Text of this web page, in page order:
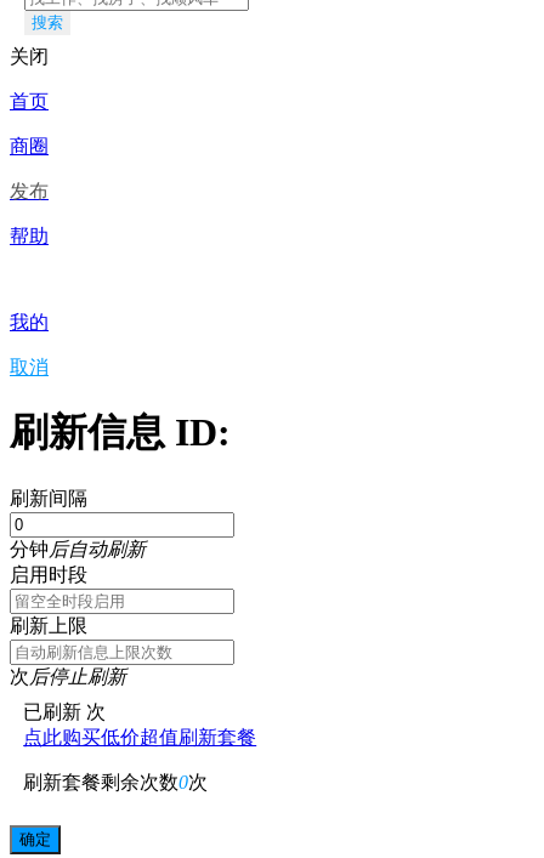
搜索
关闭
首页
商圈
发布
帮助
我的
取消
刷新信息 ID:
刷新间隔
分钟后自动刷新
启用时段
刷新上限
次后停止刷新
已刷新 次
点此购买低价超值刷新套餐
刷新套餐剩余次数0次